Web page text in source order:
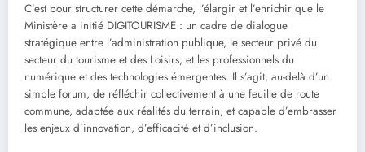
C’est pour structurer cette démarche, l’élargir et l’enrichir que le
Ministère a initié DIGITOURISME : un cadre de dialogue
stratégique entre l’administration publique, le secteur privé du
secteur du tourisme et des Loisirs, et les professionnels du
numérique et des technologies émergentes. Il s’agit, au-delà d’un
simple forum, de réfléchir collectivement à une feuille de route
commune, adaptée aux réalités du terrain, et capable d’embrasser
les enjeux d’innovation, d’efficacité et d’inclusion.